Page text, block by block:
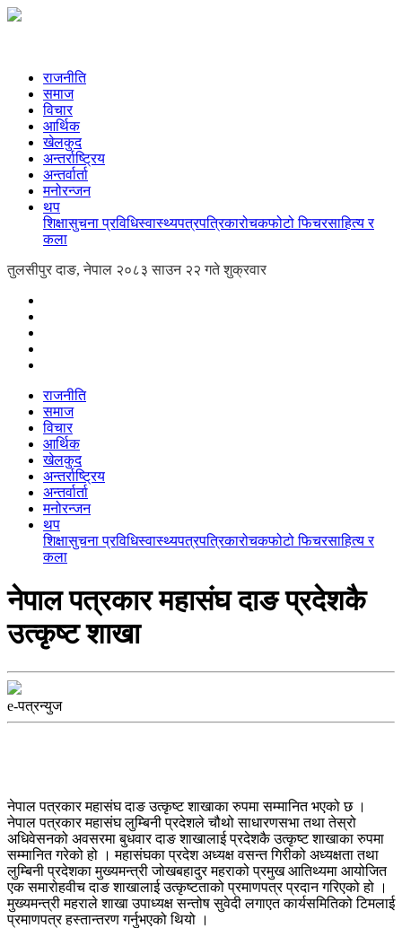
राजनीति
समाज
विचार
आर्थिक
खेलकुद
अन्तर्राष्ट्रिय
अन्तर्वार्ता
मनोरन्जन
थप
शिक्षासुचना प्रविधिस्वास्थ्यपत्रपत्रिकारोचकफोटो फिचरसाहित्य र
कला
तुलसीपुर दाङ, नेपाल २०८३ साउन २२ गते शुक्रवार
राजनीति
समाज
विचार
आर्थिक
खेलकुद
अन्तर्राष्ट्रिय
अन्तर्वार्ता
मनोरन्जन
थप
शिक्षासुचना प्रविधिस्वास्थ्यपत्रपत्रिकारोचकफोटो फिचरसाहित्य र
कला
नेपाल पत्रकार महासंघ दाङ प्रदेशकै
उत्कृष्ट शाखा
e-पत्रन्युज
नेपाल पत्रकार महासंघ दाङ उत्कृष्ट शाखाका रुपमा सम्मानित भएको छ ।
नेपाल पत्रकार महासंघ लुम्बिनी प्रदेशले चौथो साधारणसभा तथा तेस्रो
अधिवेसनको अवसरमा बुधवार दाङ शाखालाई प्रदेशकै उत्कृष्ट शाखाका रुपमा
सम्मानित गरेको हो । महासंघका प्रदेश अध्यक्ष वसन्त गिरीको अध्यक्षता तथा
लुम्बिनी प्रदेशका मुख्यमन्त्री जोखबहादुर महराको प्रमुख आतिथ्यमा आयोजित
एक समारोहवीच दाङ शाखालाई उत्कृष्टताको प्रमाणपत्र प्रदान गरिएको हो ।
मुख्यमन्त्री महराले शाखा उपाध्यक्ष सन्तोष सुवेदी लगाएत कार्यसमितिको टिमलाई
प्रमाणपत्र हस्तान्तरण गर्नुभएको थियो ।